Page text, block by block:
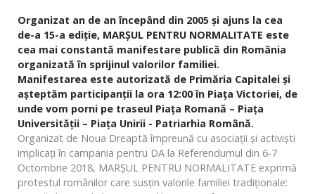
Organizat an de an începând din 2005 și ajuns la cea
de-a 15-a ediție, MARȘUL PENTRU NORMALITATE este
cea mai constantă manifestare publică din România
organizată în sprijinul valorilor familiei.
Manifestarea este autorizată de Primăria Capitalei și
așteptăm participanții la ora 12:00 în Piața Victoriei, de
unde vom porni pe traseul Piața Romană – Piața
Universității – Piața Unirii - Patriarhia Română.
Organizat de Noua Dreaptă împreună cu asociații și activiști
implicați în campania pentru DA la Referendumul din 6-7
Octombrie 2018, MARȘUL PENTRU NORMALITATE exprimă
protestul românilor care susțin valorile familiei tradiționale: